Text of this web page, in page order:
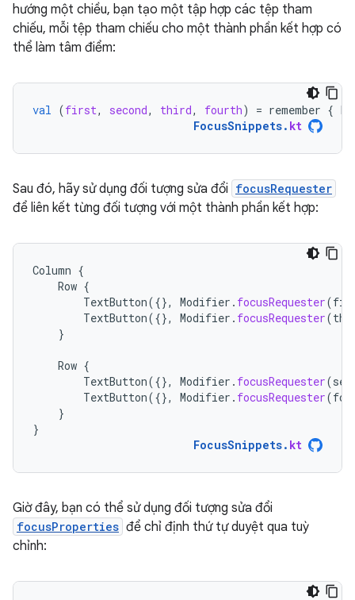
hướng một chiều, bạn tạo một tập hợp các tệp tham
chiếu, mỗi tệp tham chiếu cho một thành phần kết hợp có
thể làm tâm điểm:
val (first, second, third, fourth) = remember {
FocusSnippets. kt
Sau đó, hãy sử dụng đối tượng sửa đổi focusRequester
để liên kết từng đối tượng với một thành phần kết hợp:
Column {
Row {
TextButton({}, Modifier . focusRequester(
TextButton({}, Modifier . focusRequester(
}
Row {
TextButton({}, Modifier . focusRequester(
TextButton({}, Modifier . focusRequester(
}
}
FocusSnippets. kt
Giờ đây, bạn có thể sử dụng đối tượng sửa đổi
focusProperties để chỉ định thứ tự duyệt qua tuỳ
chỉnh: